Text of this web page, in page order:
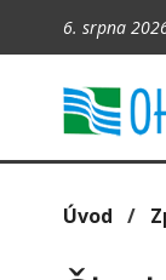
6. srpna
Úvod /